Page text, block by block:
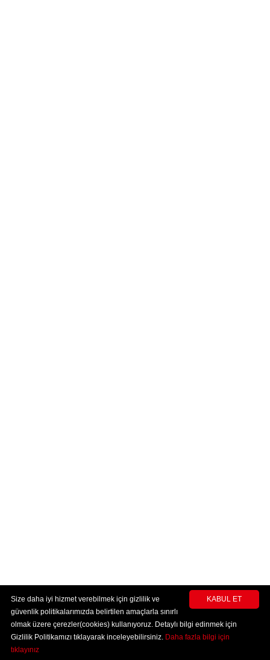
KABUL ET
Size daha iyi hizmet verebilmek için gizlilik ve
güvenlik politikalarımızda belirtilen amaçlarla sınırlı
olmak üzere çerezler(cookies) kullanıyoruz. Detaylı bilgi edinmek için
Gizlilik Politikamızı tıklayarak inceleyebilirsiniz. Daha fazla bilgi için
tıklayınız